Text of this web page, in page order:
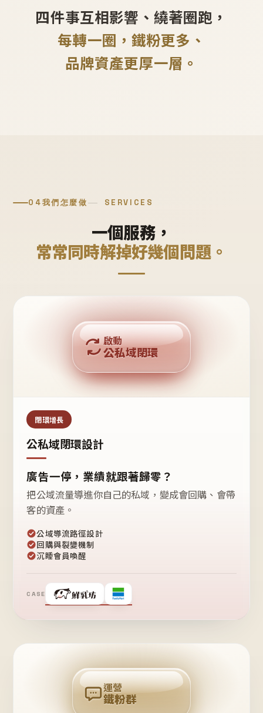
四件事互相影響、繞著圈跑，
每轉一圈，鐵粉更多、
品牌資產更厚一層。
04我們怎麼做 SERVICES
一個服務，
常常同時解掉好幾個問題。
公域流量
私域鐵粉
回購複利
啟動
公私域閉環
閉環增長
公私域閉環設計
廣告一停，業績就跟著歸零？
把公域流量導進你自己的私域，變成會回購、會帶
客的資產。
公域導流路徑設計
回購與裂變機制
沉睡會員喚醒
CASE
❤
粉
回
購
運營
鐵粉群